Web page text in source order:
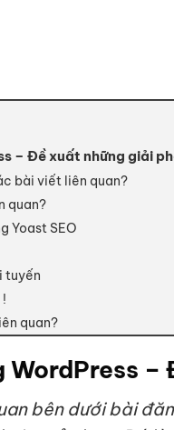
– Đề xuất những giải
bài viết liên quan?
quan?
Yoast SEO
tuyến
quan?
bên dưới bài